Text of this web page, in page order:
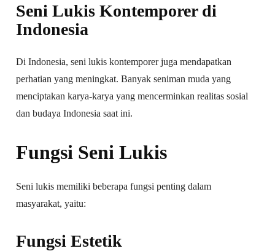
Seni Lukis Kontemporer di
Indonesia
Di Indonesia, seni lukis kontemporer juga mendapatkan
perhatian yang meningkat. Banyak seniman muda yang
menciptakan karya-karya yang mencerminkan realitas sosial
dan budaya Indonesia saat ini.
Fungsi Seni Lukis
Seni lukis memiliki beberapa fungsi penting dalam
masyarakat, yaitu:
Fungsi Estetik